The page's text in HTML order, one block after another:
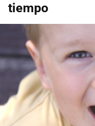
tiempo